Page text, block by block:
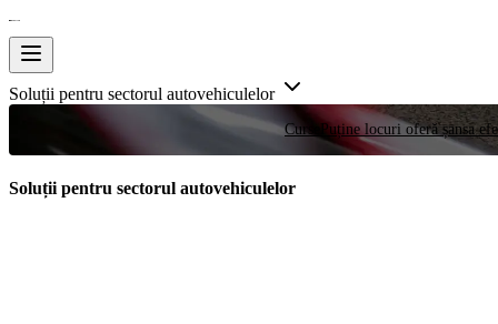
Soluții pentru sectorul autovehiculelor
Curse Puține locuri oferă șansa
Soluții pentru sectorul autovehiculelor